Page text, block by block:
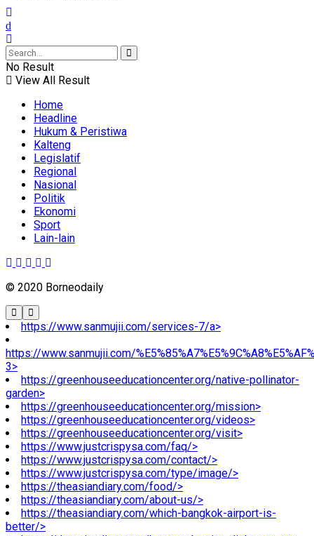
No Result
View All Result
Home
Headline
Hukum & Peristiwa
Kalteng
Legislatif
Regional
Nasional
Politik
Ekonomi
Sport
Lain-lain
© 2020 Borneodaily
https://www.sanmujii.com/services-7/a>
https://www.sanmujii.com/
3>
https://greenhouseeducationcenter.org/native-pollinator-
garden>
https://greenhouseeducationcenter.org/mission>
https://greenhouseeducationcenter.org/videos>
https://greenhouseeducationcenter.org/visit>
https://www.justcrispysa.com/faq/>
https://www.justcrispysa.com/contact/>
https://www.justcrispysa.com/type/image/>
https://theasiandiary.com/food/>
https://theasiandiary.com/about-us/>
https://theasiandiary.com/which-bangkok-airport-is-
better/>